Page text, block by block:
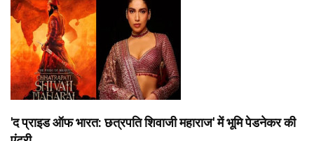
'द प्राइड ऑफ भारत: छत्रपति शिवाजी महाराज' में भूमि पेडनेकर की